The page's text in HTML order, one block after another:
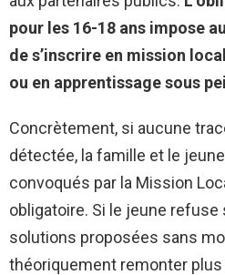
pour les 16-18 ans impose
de s’inscrire en mission
ou en apprentissage sous
Concrètement, si aucune
détectée, la famille et le
convoqués par la Mission
obligatoire. Si le jeune
solutions proposées sans
théoriquement remonter plus